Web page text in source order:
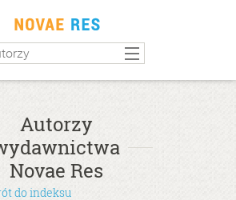
Autorzy
Novae Res
do indeksu